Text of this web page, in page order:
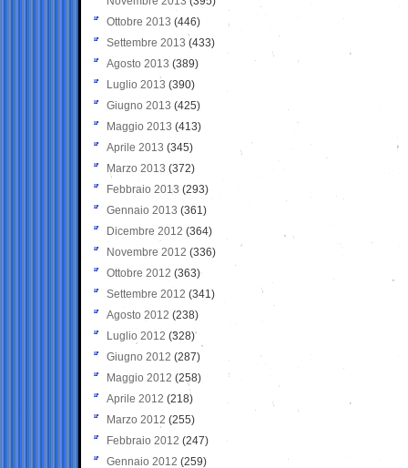
Ottobre 2013 (446)
Settembre 2013 (433)
Agosto 2013 (389)
Luglio 2013 (390)
Giugno 2013 (425)
Maggio 2013 (413)
Aprile 2013 (345)
Marzo 2013 (372)
Febbraio 2013 (293)
Gennaio 2013 (361)
Dicembre 2012 (364)
Novembre 2012 (336)
Ottobre 2012 (363)
Settembre 2012 (341)
Agosto 2012 (238)
Luglio 2012 (328)
Giugno 2012 (287)
Maggio 2012 (258)
Aprile 2012 (218)
Marzo 2012 (255)
Febbraio 2012 (247)
Gennaio 2012 (259)